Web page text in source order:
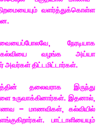
வளர்த்துக்கொள்ள
நேரடியாக
கல்வியை வழங்க அய்யா
அவர்கள் திட்டமிட்டார்கள்.
தலைவராக இருந்து
உருவாக்கினார்கள். இதனால்,
– மாணவிகள், கல்வியில்
பாட்டாளியையும்